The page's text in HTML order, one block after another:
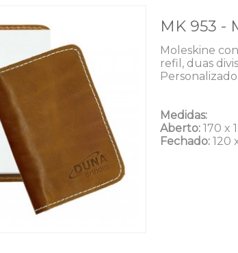
MK 953 -
Moleskine
refil, duas
Medidas:
Aberto: 170 x
Fechado: 120